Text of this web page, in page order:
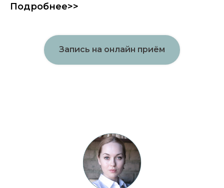
Подробнее>>
Запись на онлайн приём